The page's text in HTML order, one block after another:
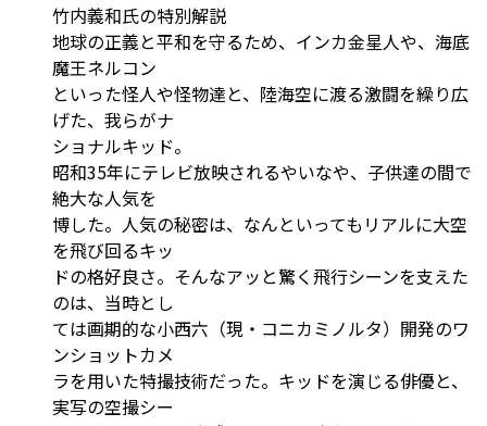
竹内義和氏の特別解説
地球の正義と平和を守るため、インカ金星人や、海底
魔王ネルコン
といった怪人や怪物達と、陸海空に渡る激闘を繰り広
げた、我らがナ
ショナルキッド。
昭和35年にテレビ放映されるやいなや、子供達の間で
絶大な人気を
博した。人気の秘密は、なんといってもリアルに大空
を飛び回るキッ
ドの格好良さ。そんなアッと驚く飛行シーンを支えた
のは、当時とし
ては画期的な小西六（現・コニカミノルタ）開発のワ
ンショットカメ
ラを用いた特撮技術だった。キッドを演じる俳優と、
実写の空撮シー